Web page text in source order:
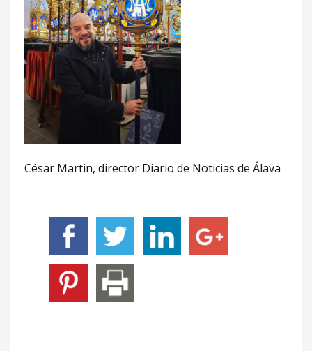
César Martin, director Diario de Noticias de Álava